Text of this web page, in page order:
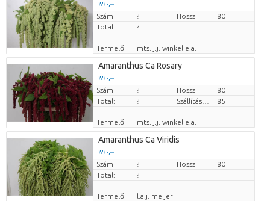
??? -,--
Darabb ár
Szám ? Hossz
80
Total:
?
Termelő mts. j.j. winkel e.a.
Amaranthus Ca Rosary
??? -,--
Darabb ár
Szám ? Hossz
80
Total:
? 85
Termelő mts. j.j. winkel e.a.
Amaranthus Ca Viridis
??? -,--
Darabb ár
Szám ? Hossz
80
Total:
?
Termelő l.a.j. meijer